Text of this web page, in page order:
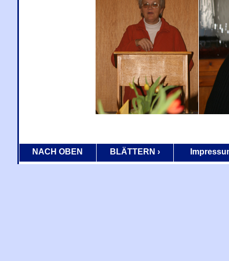
NACH OBEN BLÄTTERN ›